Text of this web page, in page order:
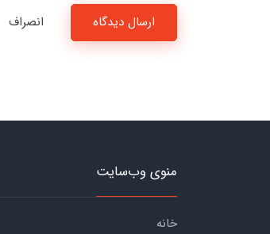
ارسال دیدگاه انصراف
منوی وب‌سایت
خانه